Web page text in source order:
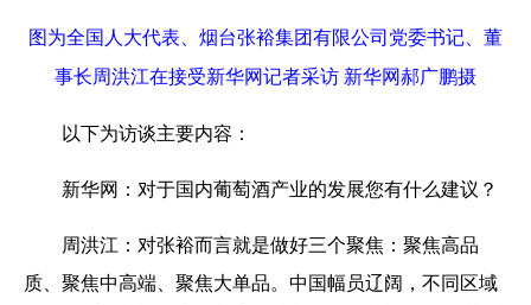
图为全国人大代表、烟台张裕集团有限公司党委书记、董
事长周洪江在接受新华网记者采访 新华网郝广鹏摄
以下为访谈主要内容：
新华网：对于国内葡萄酒产业的发展您有什么建议？
周洪江：对张裕而言就是做好三个聚焦：聚焦高品
质、聚焦中高端、聚焦大单品。中国幅员辽阔，不同区域